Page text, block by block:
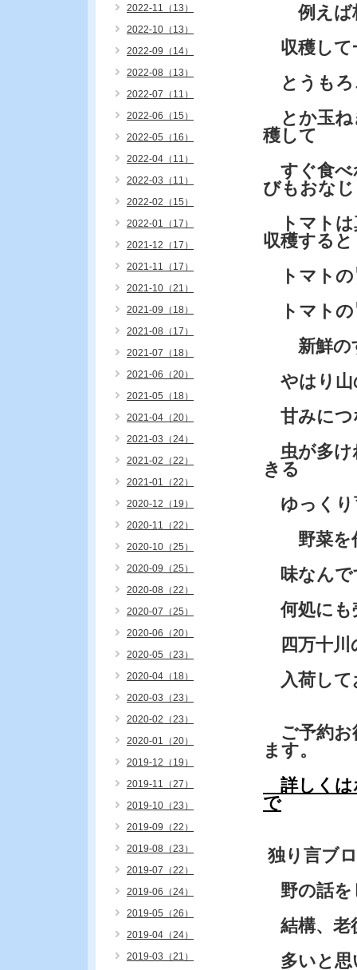
例えば枝
収穫して
とうもろ
とか玉ね
穫して
すぐ食べ
びもおなじ
トマトは
収穫すると
トマトの
トマトの
新鮮の
やはり山
甘みにつ
虫が多け
きる
ゆっくり
野菜を作
味なんで
何処にも
四万十川
入荷して
ご予約お
ます。
詳しくは
で
独り言ブ
野の話を
結構、老
多いと思
2022-11（13）
2022-10（13）
2022-09（14）
2022-08（13）
2022-07（11）
2022-06（15）
2022-05（16）
2022-04（11）
2022-03（11）
2022-02（15）
2022-01（17）
2021-12（17）
2021-11（17）
2021-10（21）
2021-09（18）
2021-08（17）
2021-07（18）
2021-06（20）
2021-05（18）
2021-04（20）
2021-03（24）
2021-02（22）
2021-01（22）
2020-12（19）
2020-11（22）
2020-10（25）
2020-09（25）
2020-08（22）
2020-07（25）
2020-06（20）
2020-05（23）
2020-04（18）
2020-03（23）
2020-02（23）
2020-01（20）
2019-12（19）
2019-11（27）
2019-10（23）
2019-09（22）
2019-08（23）
2019-07（22）
2019-06（24）
2019-05（26）
2019-04（24）
2019-03（21）